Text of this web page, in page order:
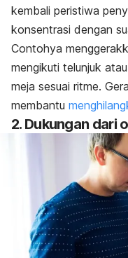
kembali peristiwa
konsentrasi dengan
Contohya
mengikuti telunjuk
meja sesuai ritme.
membantu
2. Dukungan dari